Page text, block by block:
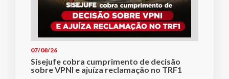
07/08/26
Sisejufe cobra cumprimento de decisão
sobre VPNI e ajuíza reclamação no TRF1